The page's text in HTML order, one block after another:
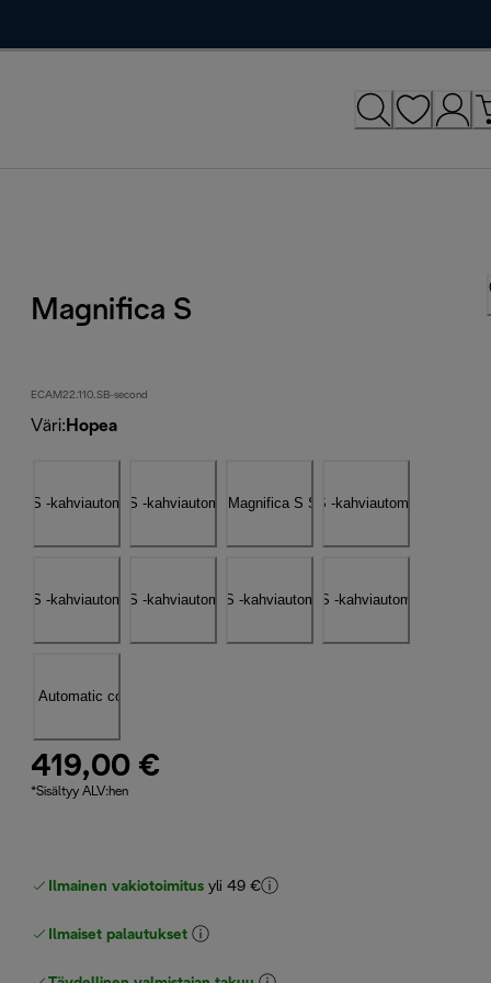
Magnifica S
ECAM22.110.SB-second
Väri: Hopea
419,00 €
*Sisältyy ALV:hen
Ilmainen vakiotoimitus yli 49 €
Ilmaiset palautukset